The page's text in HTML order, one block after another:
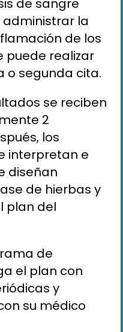
de sangre
la
de los
puede realizar
o segunda cita.
se reciben
2
los
interpretan e
diseñan
de hierbas y
plan del
de
el plan con
y
su médico